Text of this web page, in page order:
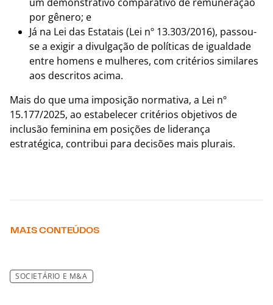
por gênero; e
Já na Lei das Estatais (Lei nº 13.303/2016), passou-
se a exigir a divulgação de políticas de igualdade
entre homens e mulheres, com critérios similares
aos descritos acima.
Mais do que uma imposição normativa, a Lei nº
15.177/2025, ao estabelecer critérios objetivos de
inclusão feminina em posições de liderança
estratégica, contribui para decisões mais plurais.
MAIS CONTEÚDOS
SOCIETÁRIO E M&A